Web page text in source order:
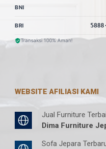
BNI
BRI
Transaksi 100% Aman!
WEBSITE AFILIASI KAMI
Jual Furniture
Dima Furniture
Sofa Jepara